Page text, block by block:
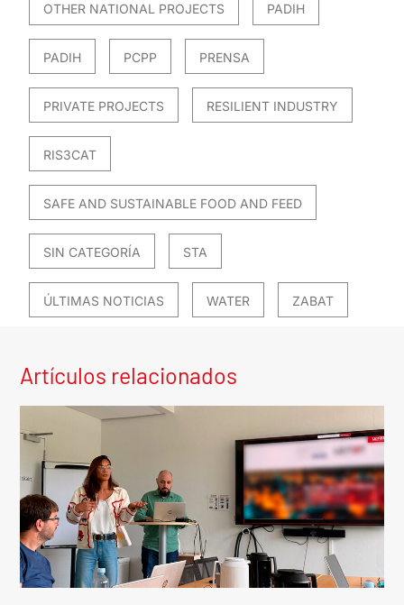
OTHER NATIONAL PROJECTS PADIH
PADIH PCPP PRENSA
PRIVATE PROJECTS RESILIENT INDUSTRY
RIS3CAT
SAFE AND SUSTAINABLE FOOD AND FEED
SIN CATEGORÍA STA
ÚLTIMAS NOTICIAS WATER ZABAT
Artículos relacionados